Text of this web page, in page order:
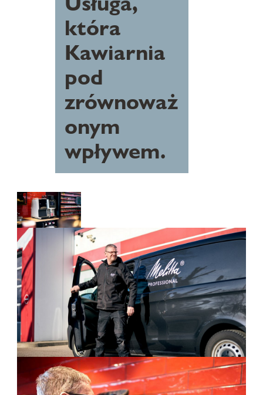
która
Kawiarnia
pod
zrównoważ
onym
wpływem.